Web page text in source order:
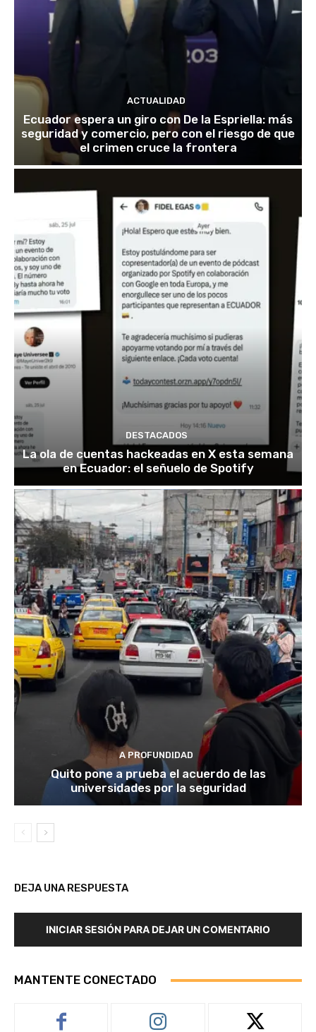
ACTUALIDAD
Ecuador espera un giro con De la Espriella: más
seguridad y comercio, pero con el riesgo de que
el crimen cruce la frontera
DESTACADOS
La ola de cuentas hackeadas en X esta semana
en Ecuador: el señuelo de Spotify
A PROFUNDIDAD
Quito pone a prueba el acuerdo de las
universidades por la seguridad
DEJA UNA RESPUESTA
INICIAR SESIÓN PARA DEJAR UN COMENTARIO
MANTENTE CONECTADO